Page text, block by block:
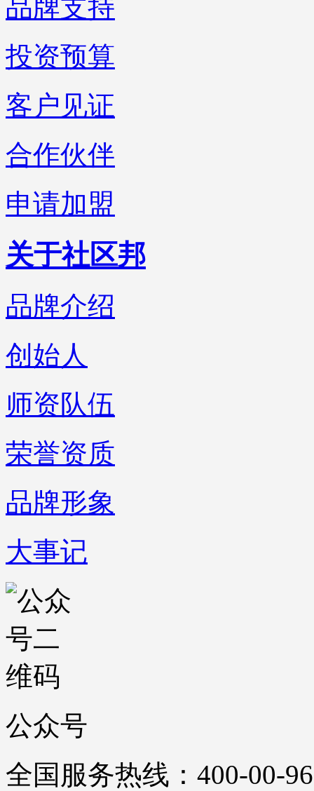
品牌支持
投资预算
客户见证
合作伙伴
申请加盟
关于社区邦
品牌介绍
创始人
师资队伍
荣誉资质
品牌形象
大事记
公众号
全国服务热线：400-00-